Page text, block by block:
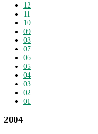
12
11
10
09
08
07
06
05
04
03
02
01
2004